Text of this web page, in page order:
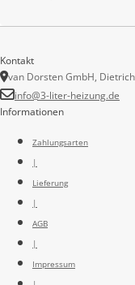
Informationen
Zahlungsarten
|
Lieferung
|
AGB
|
Impressum
Kontakt
van Dorsten GmbH,
info@3-liter-heizung.de